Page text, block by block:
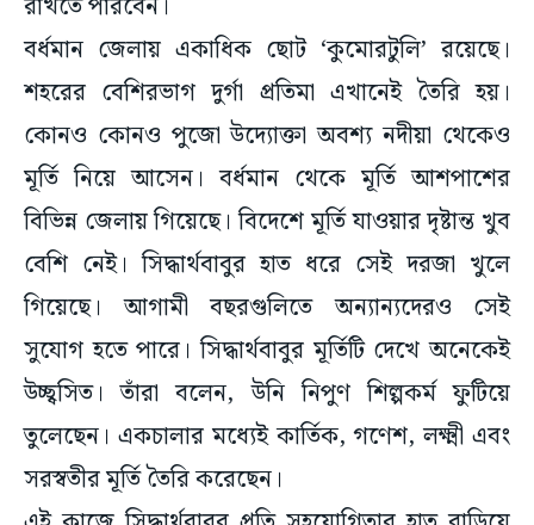
বর্ধমান জেলায় একাধিক ছোট ‘কুমোরটুলি’ রয়েছে।
শহরের বেশিরভাগ দুর্গা প্রতিমা এখানেই তৈরি হয়।
কোনও কোনও পুজো উদ্যোক্তা অবশ্য নদীয়া থেকেও
মূর্তি নিয়ে আসেন। বর্ধমান থেকে মূর্তি আশপাশের
বিভিন্ন জেলায় গিয়েছে। বিদেশে মূর্তি যাওয়ার দৃষ্টান্ত খুব
বেশি নেই। সিদ্ধার্থবাবুর হাত ধরে সেই দরজা খুলে
গিয়েছে। আগামী বছরগুলিতে অন্যান্যদেরও সেই
সুযোগ হতে পারে। সিদ্ধার্থবাবুর মূর্তিটি দেখে অনেকেই
উচ্ছ্বসিত। তাঁরা বলেন, উনি নিপুণ শিল্পকর্ম ফুটিয়ে
তুলেছেন। একচালার মধ্যেই কার্তিক, গণেশ, লক্ষ্মী এবং
সরস্বতীর মূর্তি তৈরি করেছেন।